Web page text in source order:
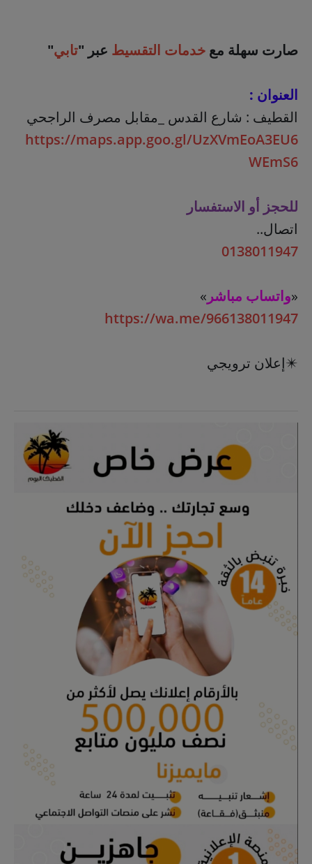
صارت سهلة مع خدمات التقسيط عبر "تابي"
العنوان :
القطيف : شارع القدس _مقابل مصرف الراجحي
https://maps.app.goo.gl/UzXVmEoA3EU6
WEmS6
للحجز أو الاستفسار
اتصال..
0138011947
«واتساب مباشر »
https://wa.me/966138011947
✴️إعلان ترويجي